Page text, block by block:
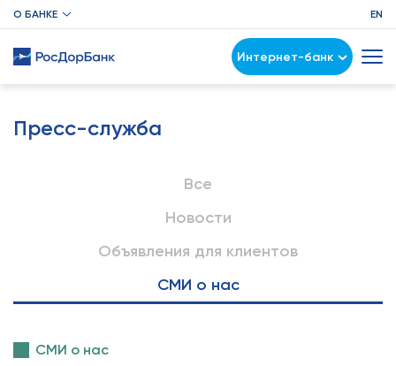
О БАНКЕ EN
Интернет-банк
Пресс-служба
Все
Новости
Объявления для клиентов
СМИ о нас
СМИ о нас